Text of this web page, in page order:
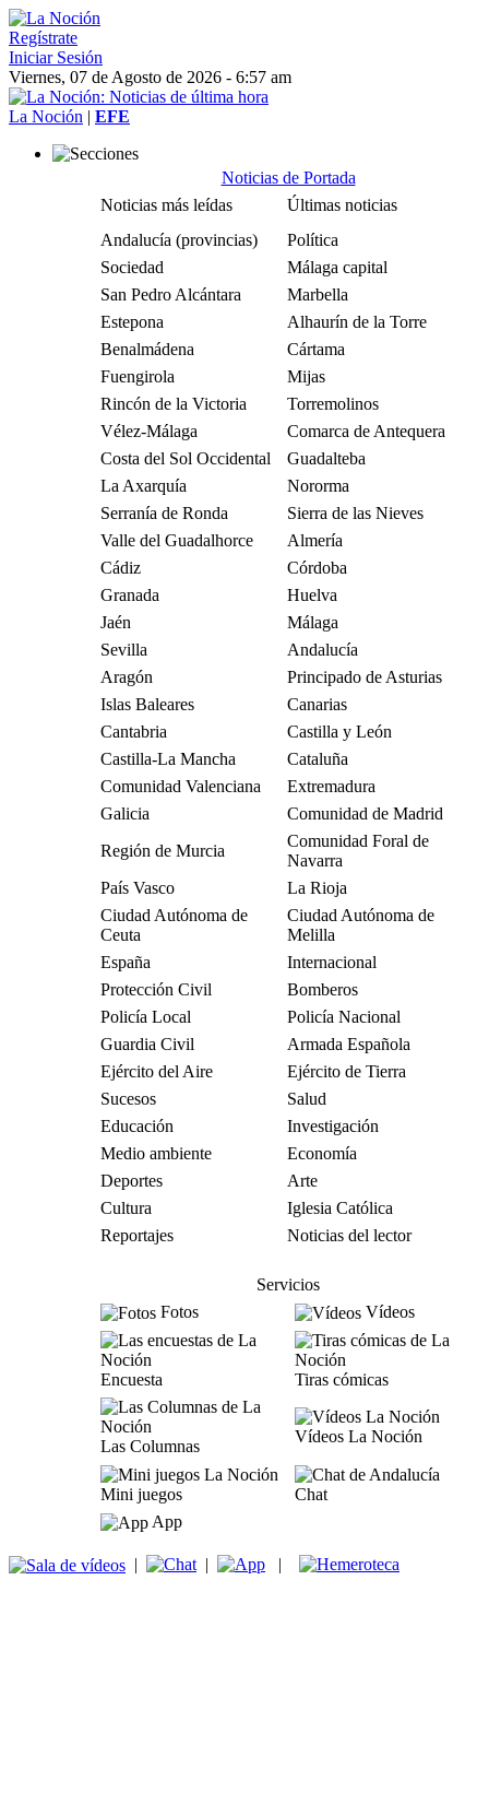
Regístrate
Iniciar Sesión
Viernes, 07 de Agosto de 2026 - 6:57 am
La Noción | EFE
Noticias de Portada
Noticias más leídas
Últimas noticias
Andalucía (provincias)
Política
Sociedad
Málaga capital
San Pedro Alcántara
Marbella
Estepona
Alhaurín de la Torre
Benalmádena
Cártama
Fuengirola
Mijas
Rincón de la Victoria
Torremolinos
Vélez-Málaga
Comarca de Antequera
Costa del Sol Occidental
Guadalteba
La Axarquía
Nororma
Serranía de Ronda
Sierra de las Nieves
Valle del Guadalhorce
Almería
Cádiz
Córdoba
Granada
Huelva
Jaén
Málaga
Sevilla
Andalucía
Aragón
Principado de Asturias
Islas Baleares
Canarias
Cantabria
Castilla y León
Castilla-La Mancha
Cataluña
Comunidad Valenciana
Extremadura
Galicia
Comunidad de Madrid
Región de Murcia
Comunidad Foral de
Navarra
País Vasco
La Rioja
Ciudad Autónoma de
Ceuta
Ciudad Autónoma de
Melilla
España
Internacional
Protección Civil
Bomberos
Policía Local
Policía Nacional
Guardia Civil
Armada Española
Ejército del Aire
Ejército de Tierra
Sucesos
Salud
Educación
Investigación
Medio ambiente
Economía
Deportes
Arte
Cultura
Iglesia Católica
Reportajes
Noticias del lector
Servicios
Fotos
Vídeos
Encuesta Tiras cómicas
Las Columnas
Vídeos La Noción
Mini juegos
Chat
App
| | |